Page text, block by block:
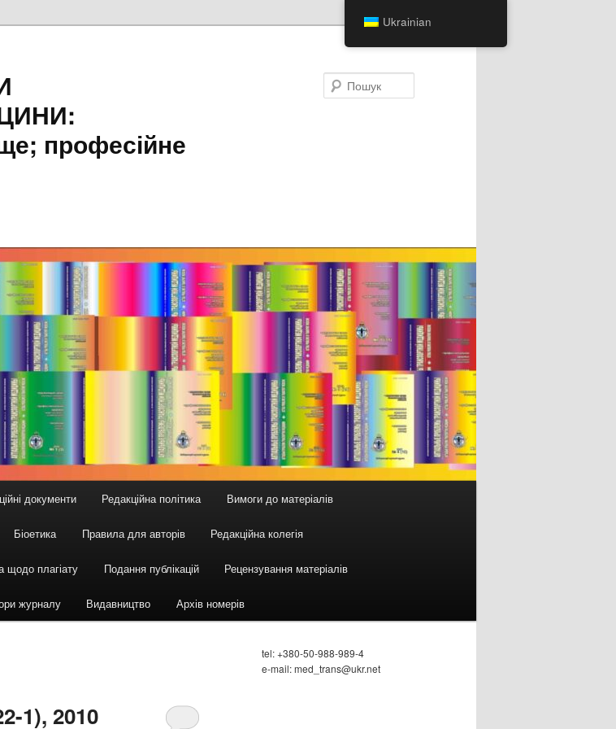
професійне
документи Редакційна політика Вимоги до матеріалів
Біоетика Правила для авторів Редакційна колегія
щодо плагіату Подання публікацій Рецензування матеріалів
журналу Видавництво Архів номерів
1), 2010
tel: +380-50-988-989-4
e-mail: med_trans@ukr.net
Ukrainian